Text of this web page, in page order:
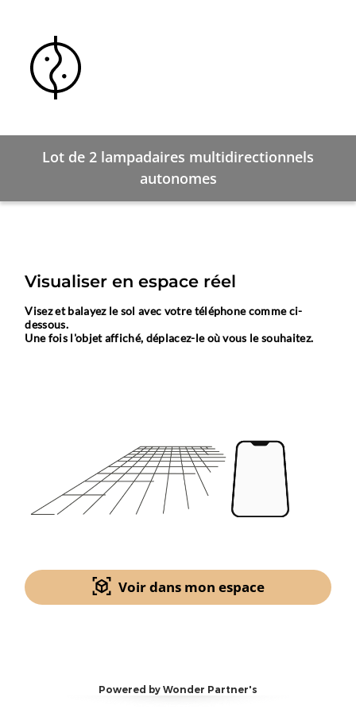
Lot de 2 lampadaires multidirectionnels
autonomes
Visualiser en espace réel
Visez et balayez le sol avec votre téléphone comme ci-
dessous.
Une fois l'objet affiché, déplacez-le où vous le souhaitez.
Voir dans mon espace
Powered by Wonder Partner's